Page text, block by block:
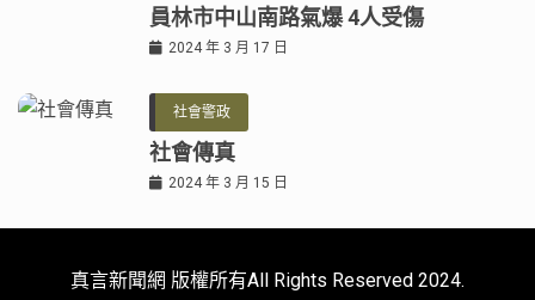
員林市中山南路氣爆 4人受傷
2024 年 3 月 17 日
社會警政
社會傳真
2024 年 3 月 15 日
真言新聞網 版權所有All Rights Reserved 2024.